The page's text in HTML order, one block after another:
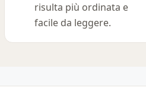
risulta più ordinata e
facile da leggere.